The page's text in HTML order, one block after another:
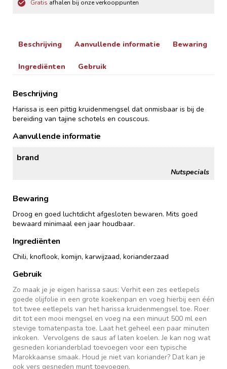
Gratis afhalen bij onze verkooppunten
Beschrijving Aanvullende informatie Bewaring
Ingrediënten Gebruik
Beschrijving
Harissa is een pittig kruidenmengsel dat onmisbaar is bij de
bereiding van tajine schotels en couscous.
Aanvullende informatie
brand
Nutspecials
Bewaring
Droog en goed luchtdicht afgesloten bewaren. Mits goed
bewaard minimaal een jaar houdbaar.
Ingrediënten
Chili, knoflook, komijn, karwijzaad, korianderzaad
Gebruik
Zo maak je je eigen harissa saus: Verhit een zes eetlepels
goede olijfolie in een grote koekenpan en voeg hierbij een één
tot twee eetlepels van het harissa kruidenmengsel toe. Roer
dit tot een mooi mengsel en voeg na een minuut 500 ml een
stevige tomatenpasta toe. Laat het geheel een paar minuten
inkoken. Vervolgens de saus af laten koelen. Je kan nog wat
gesneden korianderblad toevoegen voor een typische
Marokkaanse smaak. Houd je niet van koriander? Dat kan je
ook vers gesneden munt toevoegen.